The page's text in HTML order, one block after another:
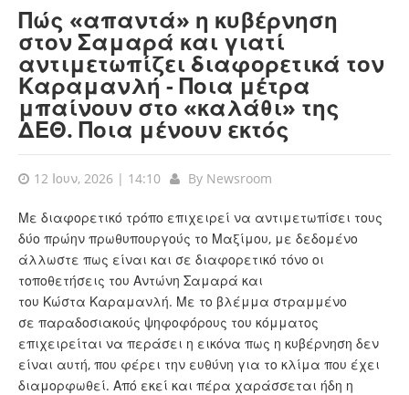
Πώς «απαντά» η κυβέρνηση
στον Σαμαρά και γιατί
αντιμετωπίζει διαφορετικά τον
Καραμανλή - Ποια μέτρα
μπαίνουν στο «καλάθι» της
ΔΕΘ. Ποια μένουν εκτός
12 Ιουν, 2026 | 14:10 By Newsroom
Με διαφορετικό τρόπο επιχειρεί να αντιμετωπίσει τους
δύο πρώην πρωθυπουργούς το Μαξίμου, με δεδομένο
άλλωστε πως είναι και σε διαφορετικό τόνο οι
τοποθετήσεις του Αντώνη Σαμαρά και
του Κώστα Καραμανλή. Με το βλέμμα στραμμένο
σε παραδοσιακούς ψηφοφόρους του κόμματος
επιχειρείται να περάσει η εικόνα πως η κυβέρνηση δεν
είναι αυτή, που φέρει την ευθύνη για το κλίμα που έχει
διαμορφωθεί. Από εκεί και πέρα χαράσσεται ήδη η